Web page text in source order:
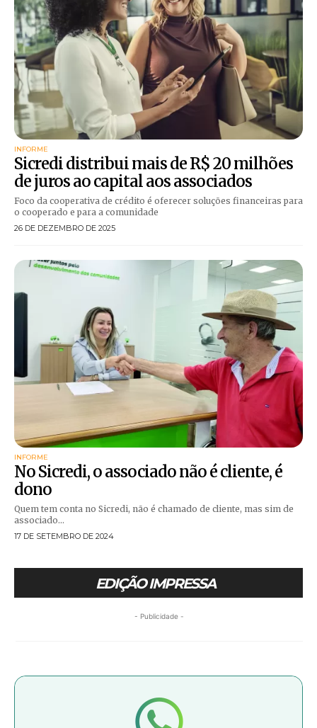
INFORME
Sicredi distribui mais de R$ 20 milhões
de juros ao capital aos associados
Foco da cooperativa de crédito é oferecer soluções financeiras para
o cooperado e para a comunidade
26 DE DEZEMBRO DE 2025
INFORME
No Sicredi, o associado não é cliente, é
dono
Quem tem conta no Sicredi, não é chamado de cliente, mas sim de
associado...
17 DE SETEMBRO DE 2024
EDIÇÃO IMPRESSA
- Publicidade -